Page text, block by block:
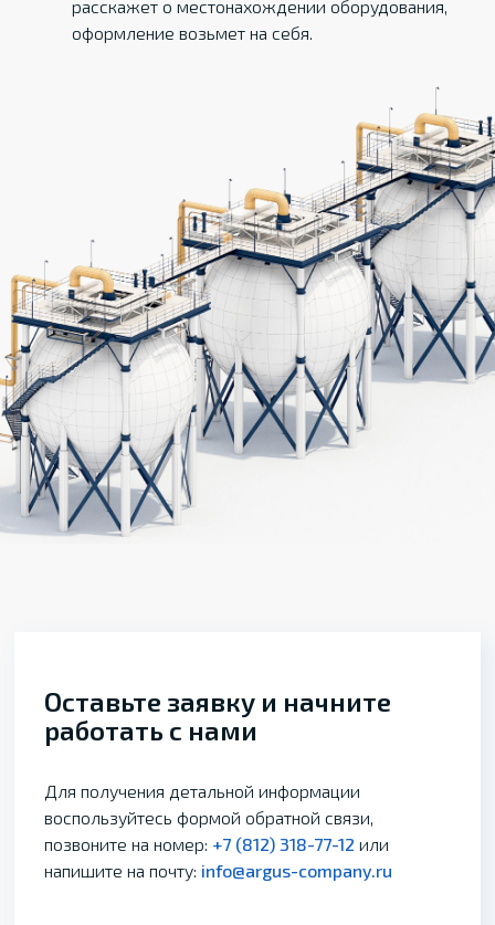
расскажет о местонахождении оборудования,
оформление возьмет на себя.
Оставьте заявку и начните
работать с нами
Для получения детальной информации
воспользуйтесь формой обратной связи,
позвоните на номер: +7 (812) 318-77-12 или
напишите на почту: info@argus-company.ru